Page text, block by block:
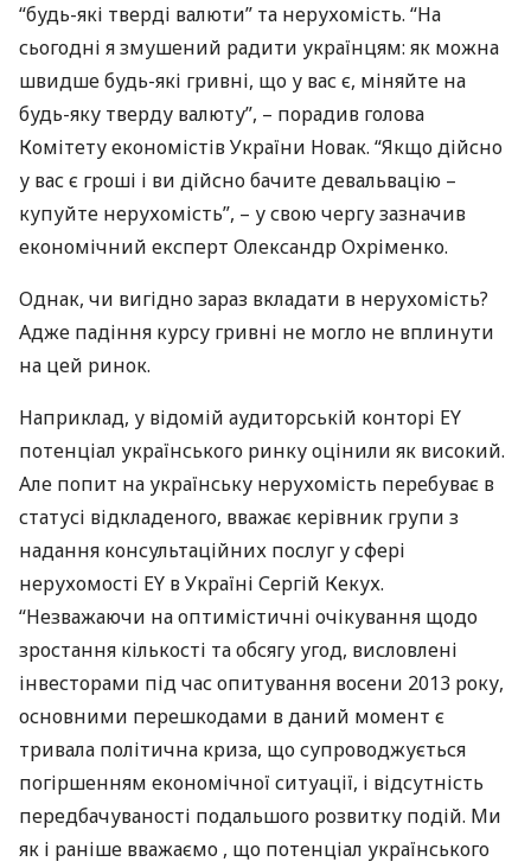
“будь-які тверді валюти” та нерухомість. “На
сьогодні я змушений радити українцям: як можна
швидше будь-які гривні, що у вас є, міняйте на
будь-яку тверду валюту”, – порадив голова
Комітету економістів України Новак. “Якщо дійсно
у вас є гроші і ви дійсно бачите девальвацію –
купуйте нерухомість”, – у свою чергу зазначив
економічний експерт Олександр Охріменко.
Однак, чи вигідно зараз вкладати в нерухомість?
Адже падіння курсу гривні не могло не вплинути
на цей ринок.
Наприклад, у відомій аудиторській конторі EY
потенціал українського ринку оцінили як високий.
Але попит на українську нерухомість перебуває в
статусі відкладеного, вважає керівник групи з
надання консультаційних послуг у сфері
нерухомості EY в Україні Сергій Кекух.
“Незважаючи на оптимістичні очікування щодо
зростання кількості та обсягу угод, висловлені
інвесторами під час опитування восени 2013 року,
основними перешкодами в даний момент є
тривала політична криза, що супроводжується
погіршенням економічної ситуації, і відсутність
передбачуваності подальшого розвитку подій. Ми
як і раніше вважаємо , що потенціал українського